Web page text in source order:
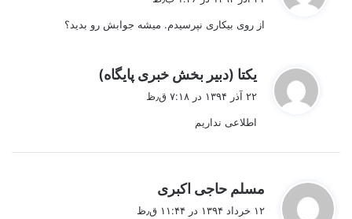
:
از روی بیکاری نپرسیدم. میشه جوابش رو بدید؟
یکتا (دبیر بخش خبری پایگاه)
۲۲ آذر ۱۳۹۴ در ۷:۱۸ ق٫ظ
اطلاعی نداریم
مسلم حاجی اکبری
۱۲ خرداد ۱۳۹۴ در ۱۱:۴۴ ق٫ظ